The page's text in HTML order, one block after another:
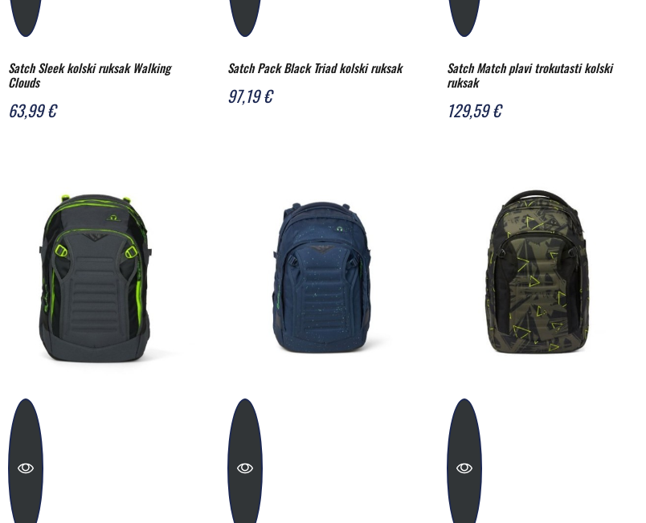
Satch Sleek kolski ruksak Walking
Clouds
63,99 €
Satch Pack Black Triad kolski ruksak
97,19 €
Satch Match plavi trokutasti kolski
ruksak
129,59 €